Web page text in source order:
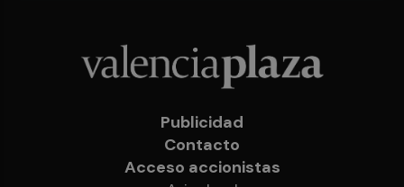
Publicidad
Contacto
Acceso accionistas